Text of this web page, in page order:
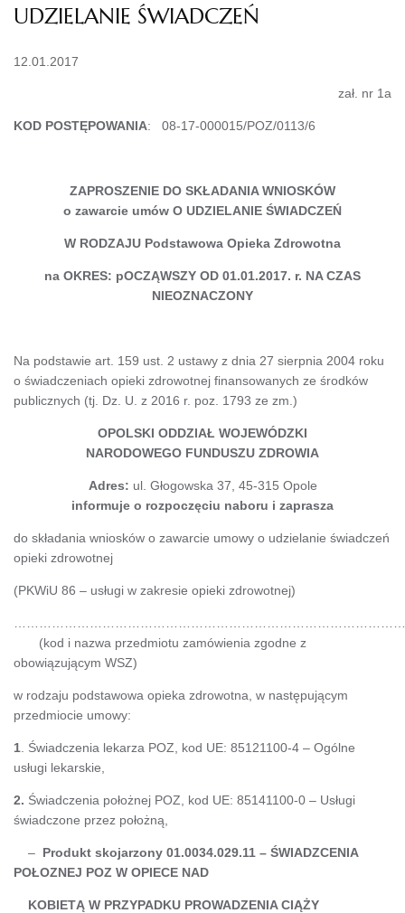
UDZIELANIE ŚWIADCZEŃ
12.01.2017
zał. nr 1a
KOD POSTĘPOWANIA: 08-17-000015/POZ/0113/6
ZAPROSZENIE DO SKŁADANIA WNIOSKÓW
o zawarcie umów O UDZIELANIE ŚWIADCZEŃ
W RODZAJU Podstawowa Opieka Zdrowotna
na OKRES: pOCZĄWSZY OD 01.01.2017. r. NA CZAS
NIEOZNACZONY
Na podstawie art. 159 ust. 2 ustawy z dnia 27 sierpnia 2004 roku
o świadczeniach opieki zdrowotnej finansowanych ze środków
publicznych (tj. Dz. U. z 2016 r. poz. 1793 ze zm.)
OPOLSKI ODDZIAŁ WOJEWÓDZKI
NARODOWEGO FUNDUSZU ZDROWIA
Adres: ul. Głogowska 37, 45-315 Opole
informuje o rozpoczęciu naboru i zaprasza
do składania wniosków o zawarcie umowy o udzielanie świadczeń
opieki zdrowotnej
(PKWiU 86 – usługi w zakresie opieki zdrowotnej)
(kod i nazwa przedmiotu zamówienia zgodne z
obowiązującym WSZ)
w rodzaju podstawowa opieka zdrowotna, w następującym
przedmiocie umowy:
1 . Świadczenia lekarza POZ, kod UE: 85121100-4 – Ogólne
usługi lekarskie,
2. Świadczenia położnej POZ, kod UE: 85141100-0 – Usługi
świadczone przez położną,
– Produkt skojarzony 01.0034.029.11 – ŚWIADZCENIA
POŁOZNEJ POZ W OPIECE NAD
KOBIETĄ W PRZYPADKU PROWADZENIA CIĄŻY